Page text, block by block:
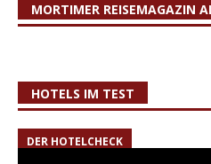
MORTIMER REISEMAGAZIN
HOTELS IM TEST
DER HOTELCHECK